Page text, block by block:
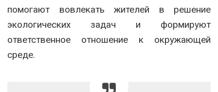
помогают вовлекать жителей в решение
экологических задач и формируют
ответственное отношение к окружающей
среде.